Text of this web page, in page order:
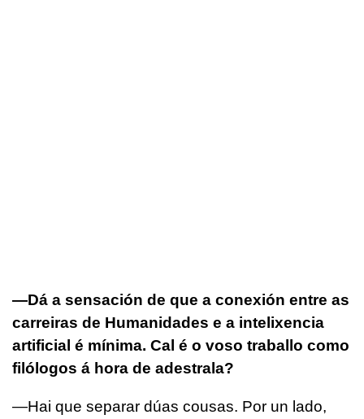
—Dá a sensación de que a conexión entre as
carreiras de Humanidades e a intelixencia
artificial é mínima. Cal é o voso traballo como
filólogos á hora de adestrala?
—Hai que separar dúas cousas. Por un lado,